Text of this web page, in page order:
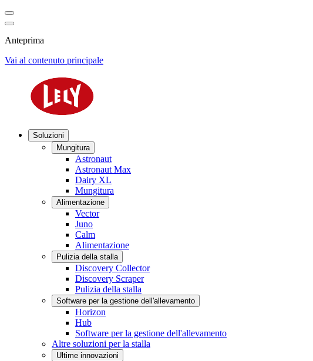
Anteprima
Vai al contenuto principale
Soluzioni
Mungitura
Astronaut
Astronaut Max
Dairy XL
Mungitura
Alimentazione
Vector
Juno
Calm
Alimentazione
Pulizia della stalla
Discovery Collector
Discovery Scraper
Pulizia della stalla
Software per la gestione dell'allevamento
Horizon
Hub
Software per la gestione dell'allevamento
Altre soluzioni per la stalla
Ultime innovazioni